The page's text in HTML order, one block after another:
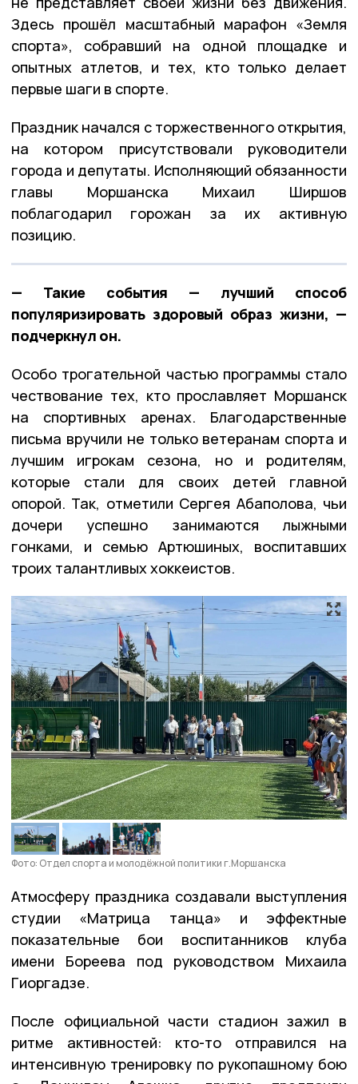
Здесь прошёл масштабный марафон «Земля
спорта», собравший на одной площадке и
опытных атлетов, и тех, кто только делает
первые шаги в спорте.
Праздник начался с торжественного открытия,
на котором присутствовали руководители
города и депутаты. Исполняющий обязанности
главы Моршанска Михаил Ширшов
поблагодарил горожан за их активную
позицию.
— Такие события — лучший способ
популяризировать здоровый образ жизни, —
подчеркнул он.
Особо трогательной частью программы стало
чествование тех, кто прославляет Моршанск
на спортивных аренах. Благодарственные
письма вручили не только ветеранам спорта и
лучшим игрокам сезона, но и родителям,
которые стали для своих детей главной
опорой. Так, отметили Сергея Абаполова, чьи
дочери успешно занимаются лыжными
гонками, и семью Артюшиных, воспитавших
троих талантливых хоккеистов.
Фото: Отдел спорта и молодёжной политики г.Моршанска
Атмосферу праздника создавали выступления
студии «Матрица танца» и эффектные
показательные бои воспитанников клуба
имени Бореева под руководством Михаила
Гиоргадзе.
После официальной части стадион зажил в
ритме активностей: кто-то отправился на
интенсивную тренировку по рукопашному бою